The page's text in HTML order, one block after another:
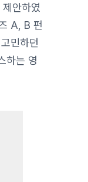
안하였
A, B 펀
민하던
하는 영